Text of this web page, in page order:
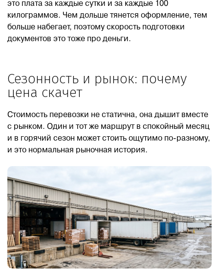
это плата за каждые сутки и за каждые 100
килограммов. Чем дольше тянется оформление, тем
больше набегает, поэтому скорость подготовки
документов это тоже про деньги.
Сезонность и рынок: почему
цена скачет
Стоимость перевозки не статична, она дышит вместе
с рынком. Один и тот же маршрут в спокойный месяц
и в горячий сезон может стоить ощутимо по-разному,
и это нормальная рыночная история.